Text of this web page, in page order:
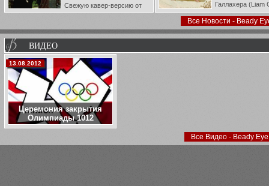
Свежую кавер-версию от
новой команды Лиэма Галлахера можно
3 апреля, известные музыканты провели
благотворительный концерт в Лондоне в
поддержку Японии.
Галлахера (Liam
группа Beady
объявила название, треклист и
своей дебютной студийной
Все Новости - Beady
ВИДЕО
Церемония закрытия
Олимпиады 1012
13.08.2012
Все Видео - Beady Eye